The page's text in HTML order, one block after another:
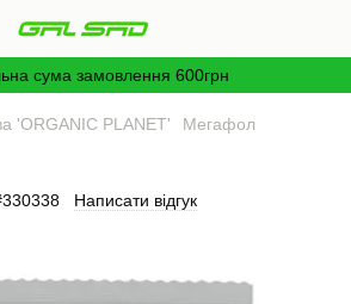
сума замовлення 600грн
'ORGANIC PLANET' Мегафол
Написати відгук